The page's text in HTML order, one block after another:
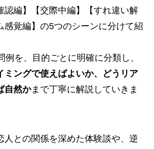
認編】【交際中編】【すれ違い解
感覚編】の5つのシーンに分けて紹
例を、目的ごとに明確に分類し、
ミングで使えばよいか、どうリア
自然かまで丁寧に解説していきま
人との関係を深めた体験談や、逆